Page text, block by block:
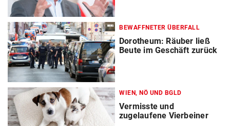
BEWAFFNETER ÜBERFALL
Dorotheum: Räuber ließ
Beute im Geschäft zurück
WIEN, NÖ UND BGLD
Vermisste und
zugelaufene Vierbeiner